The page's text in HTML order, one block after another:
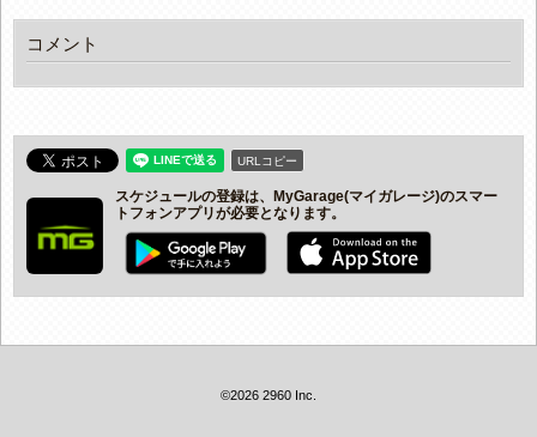
コメント
URLコピー
スケジュールの登録は、MyGarage(マイガレージ)のスマー
トフォンアプリが必要となります。
©2026 2960 Inc.